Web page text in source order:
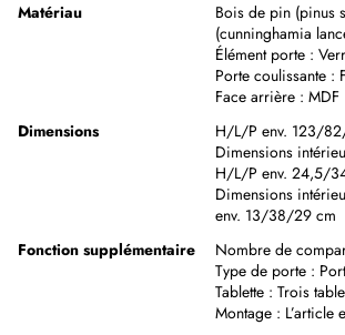
Matériau
Bois de pin (pinus
(cunninghamia
Élément porte :
Porte coulissante :
Face arrière : MDF
Dimensions
H/L/P env. 123/
Dimensions
H/L/P env. 24,5/
Dimensions
env. 13/38/29 cm
Fonction supplémentaire
Nombre de
Type de porte :
Tablette : Trois
Montage : L’article